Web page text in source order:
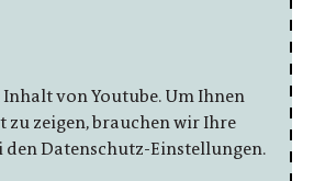
von Youtube. Um Ihnen
zu zeigen, brauchen wir Ihre
den Datenschutz-Einstellungen.